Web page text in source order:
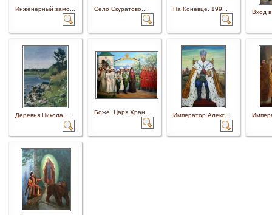
Инженерный замо... Село Скуратово.... На Коневце. 199... Вход в
Деревня Никола ... Боже, Царя Хран... Император Алекс...